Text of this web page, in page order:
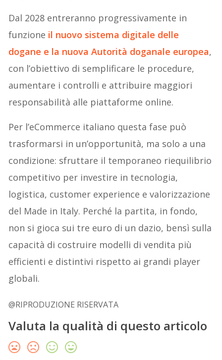
Dal 2028 entreranno progressivamente in
funzione il nuovo sistema digitale delle
dogane e la nuova Autorità doganale europea,
con l’obiettivo di semplificare le procedure,
aumentare i controlli e attribuire maggiori
responsabilità alle piattaforme online.
Per l’eCommerce italiano questa fase può
trasformarsi in un’opportunità, ma solo a una
condizione: sfruttare il temporaneo riequilibrio
competitivo per investire in tecnologia,
logistica, customer experience e valorizzazione
del Made in Italy. Perché la partita, in fondo,
non si gioca sui tre euro di un dazio, bensì sulla
capacità di costruire modelli di vendita più
efficienti e distintivi rispetto ai grandi player
globali.
@RIPRODUZIONE RISERVATA
Valuta la qualità di questo articolo